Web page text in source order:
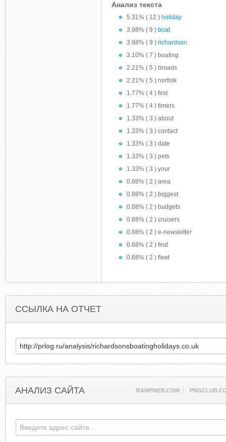
Анализ текста
5.31% ( 12 ) holiday
3.98% ( 9 ) boat
3.98% ( 9 ) richardson
3.10% ( 7 ) boating
2.21% ( 5 ) broads
2.21% ( 5 ) norfolk
1.77% ( 4 ) first
1.77% ( 4 ) timers
1.33% ( 3 ) about
1.33% ( 3 ) contact
1.33% ( 3 ) date
1.33% ( 3 ) pets
1.33% ( 3 ) your
0.88% ( 2 ) area
0.88% ( 2 ) biggest
0.88% ( 2 ) budgets
0.88% ( 2 ) cruisers
0.88% ( 2 ) e-newsletter
0.88% ( 2 ) find
0.88% ( 2 ) fleet
ССЫЛКА НА ОТЧЕТ
АНАЛИЗ САЙТА RAMPWEB.COM